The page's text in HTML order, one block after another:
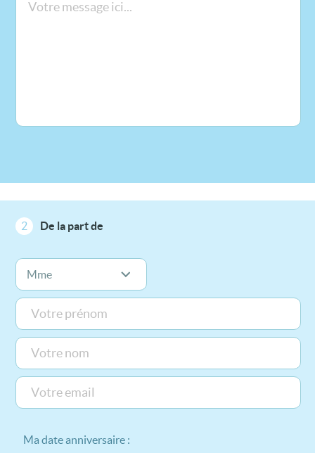
2 De la part de
Ma date anniversaire :